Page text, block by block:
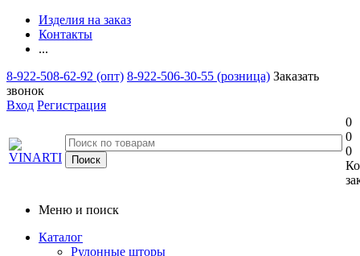
Изделия на заказ
Контакты
...
8-922-508-62-92 (опт) 8-922-506-30-55 (розница) Заказать
звонок
Вход Регистрация
0
0
0
Меню и поиск
Каталог
Рулонные шторы